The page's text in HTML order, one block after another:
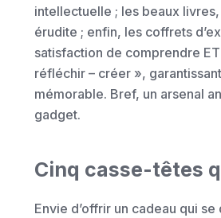
intellectuelle ; les beaux
érudite ; enfin, les coffrets
satisfaction de comprendre
réfléchir – créer »,
mémorable. Bref, un arsenal
gadget.
Cinq casse-têtes
Envie d’offrir un cadeau qui